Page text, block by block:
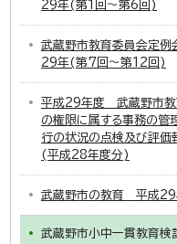
29年(第1回～第6回)
武蔵野市教育委員会定
29年(第7回～第12回)
平成29年度 武蔵野市教
の権限に属する事務の管
行の状況の点検及び評価
(平成28年度分)
武蔵野市の教育 平成29
武蔵野市小中一貫教育検